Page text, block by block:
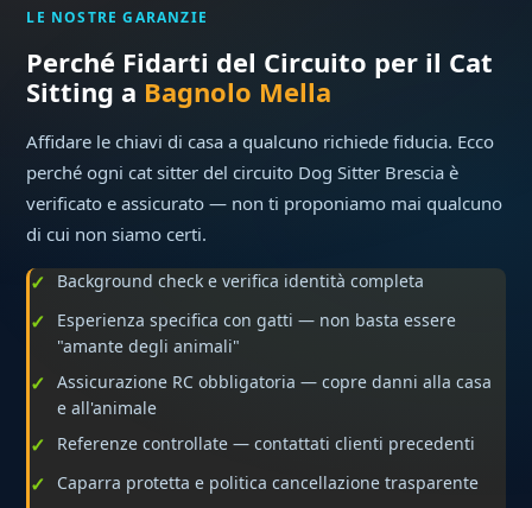
LE NOSTRE GARANZIE
Perché Fidarti del Circuito per il Cat
Sitting a Bagnolo Mella
Affidare le chiavi di casa a qualcuno richiede fiducia. Ecco
perché ogni cat sitter del circuito Dog Sitter Brescia è
verificato e assicurato — non ti proponiamo mai qualcuno
di cui non siamo certi.
Background check e verifica identità completa
Esperienza specifica con gatti — non basta essere
"amante degli animali"
Assicurazione RC obbligatoria — copre danni alla casa
e all'animale
Referenze controllate — contattati clienti precedenti
Caparra protetta e politica cancellazione trasparente